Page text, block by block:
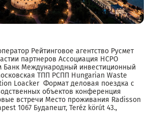
Рейтинговое агентство Русмет
партнеров Ассоциация НСРО
Международный инвестиционный
ТПП РСПП Hungarian Waste
Loacker Формат деловая поездка с
объектов конференция
встречи Место проживания Radisson
1067 Будапешт, Teréz körút 43.,